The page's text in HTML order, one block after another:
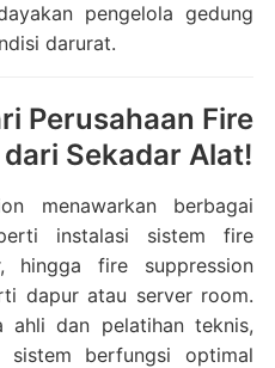
pengelola gedung
darurat.
Perusahaan Fire
Sekadar Alat!
menawarkan berbagai
instalasi sistem fire
hingga fire suppression
dapur atau server room.
ahli dan pelatihan teknis,
sistem berfungsi optimal